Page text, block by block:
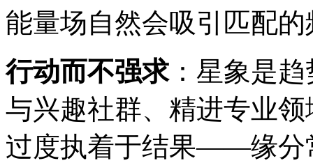
能量场自然会吸引匹配的
行动而不强求：星象是
与兴趣社群、精进专业
过度执着于结果——缘分